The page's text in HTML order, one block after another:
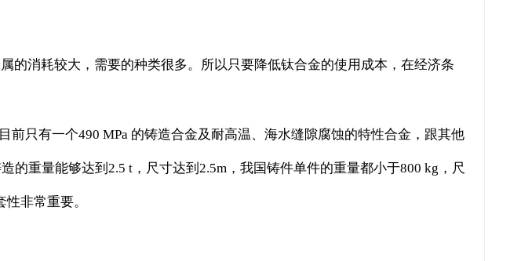
的消耗较大，需要的种类很多。所以只要降低钛合金的使用成本，在经济条
只有一个490 MPa 的铸造合金及耐高温、海水缝隙腐蚀的特性合金，跟其他
重量能够达到2.5 t，尺寸达到2.5m，我国铸件单件的重量都小于800 kg，尺
非常重要。